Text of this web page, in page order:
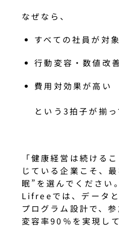
なぜなら、
すべての社員が対象
行動変容・数値改
費用対効果が高い
という3拍子が揃っ
「健康経営は続ける
じている企業こそ、
眠”を選んでください。
Lifreeでは、データ
プログラム設計で、
変容率90％を実現して